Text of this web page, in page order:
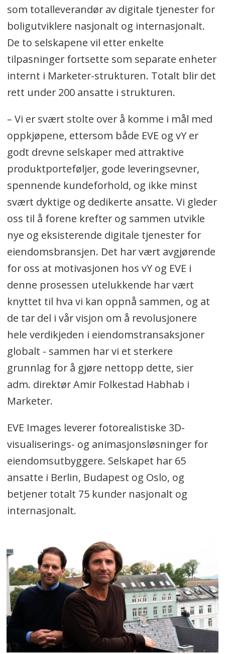
som totalleverandør av digitale tjenester for
boligutviklere nasjonalt og internasjonalt.
De to selskapene vil etter enkelte
tilpasninger fortsette som separate enheter
internt i Marketer-strukturen. Totalt blir det
rett under 200 ansatte i strukturen.
– Vi er svært stolte over å komme i mål med
oppkjøpene, ettersom både EVE og vY er
godt drevne selskaper med attraktive
produktporteføljer, gode leveringsevner,
spennende kundeforhold, og ikke minst
svært dyktige og dedikerte ansatte. Vi gleder
oss til å forene krefter og sammen utvikle
nye og eksisterende digitale tjenester for
eiendomsbransjen. Det har vært avgjørende
for oss at motivasjonen hos vY og EVE i
denne prosessen utelukkende har vært
knyttet til hva vi kan oppnå sammen, og at
de tar del i vår visjon om å revolusjonere
hele verdikjeden i eiendomstransaksjoner
globalt - sammen har vi et sterkere
grunnlag for å gjøre nettopp dette, sier
adm. direktør Amir Folkestad Habhab i
Marketer.
EVE Images leverer fotorealistiske 3D-
visualiserings- og animasjonsløsninger for
eiendomsutbyggere. Selskapet har 65
ansatte i Berlin, Budapest og Oslo, og
betjener totalt 75 kunder nasjonalt og
internasjonalt.